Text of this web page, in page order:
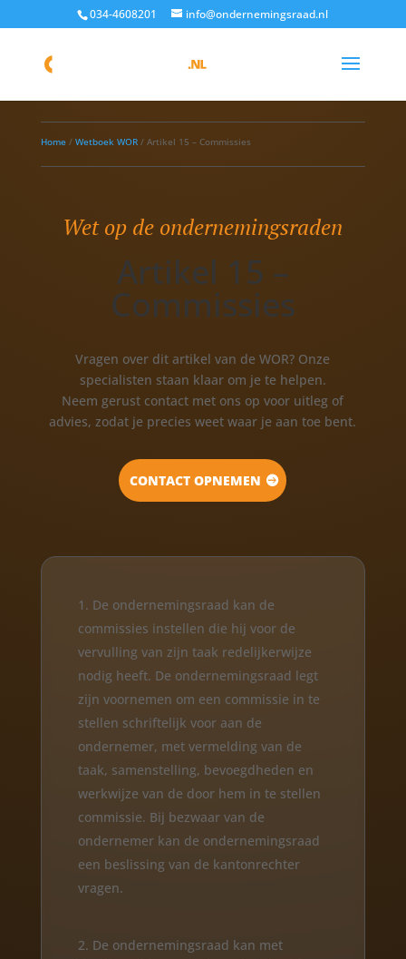
034-4608201 info@ondernemingsraad.nl
Home/ Wetboek WOR/ Artikel 15 – Commissies
Wet op de ondernemingsraden
Artikel 15 –
Commissies
Vragen over dit artikel van de WOR? Onze
specialisten staan klaar om je te helpen.
Neem gerust contact met ons op voor uitleg of
advies, zodat je precies weet waar je aan toe bent.
CONTACT OPNEMEN
De ondernemingsraad kan de
commissies instellen die hij voor de
vervulling van zijn taak redelijkerwijze
nodig heeft. De ondernemingsraad legt
zijn voornemen om een commissie in te
stellen schriftelijk voor aan de
ondernemer, met vermelding van de
taak, samenstelling, bevoegdheden en
werkwijze van de door hem in te stellen
commissie. Bij bezwaar van de
ondernemer kan de ondernemingsraad
een beslissing van de kantonrechter
vragen.
De ondernemingsraad kan met